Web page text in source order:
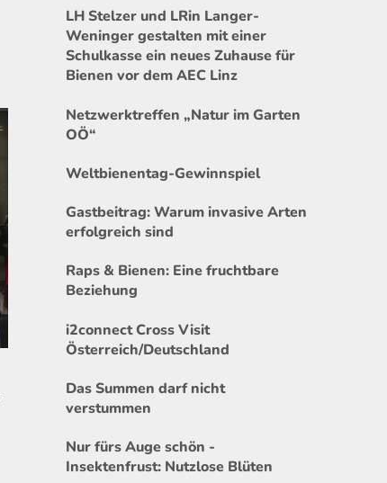
LH Stelzer und LRin Langer-
Weninger gestalten mit einer
Schulkasse ein neues Zuhause für
Bienen vor dem AEC Linz
Netzwerktreffen „Natur im Garten
OÖ“
Weltbienentag-Gewinnspiel
Gastbeitrag: Warum invasive Arten
erfolgreich sind
Raps & Bienen: Eine fruchtbare
Beziehung
i2connect Cross Visit
Österreich/Deutschland
Das Summen darf nicht
verstummen
Nur fürs Auge schön -
Insektenfrust: Nutzlose Blüten